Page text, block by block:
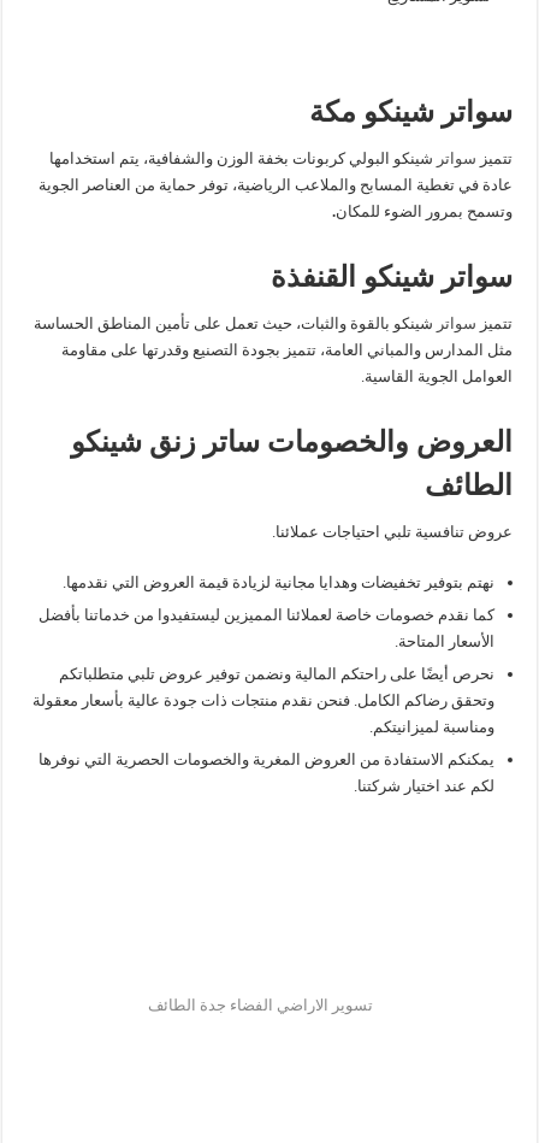
سواتر شينكو مكة
تتميز سواتر شينكو البولي كربونات بخفة الوزن والشفافية، يتم استخدامها
عادة في تغطية المسابح والملاعب الرياضية، توفر حماية من العناصر الجوية
وتسمح بمرور الضوء للمكان.
سواتر شينكو القنفذة
تتميز سواتر شينكو بالقوة والثبات، حيث تعمل على تأمين المناطق الحساسة
مثل المدارس والمباني العامة، تتميز بجودة التصنيع وقدرتها على مقاومة
العوامل الجوية القاسية.
العروض والخصومات ساتر زنق شينكو
الطائف
عروض تنافسية تلبي احتياجات عملائنا.
نهتم بتوفير تخفيضات وهدايا مجانية لزيادة قيمة العروض التي نقدمها.
كما نقدم خصومات خاصة لعملائنا المميزين ليستفيدوا من خدماتنا بأفضل
الأسعار المتاحة.
نحرص أيضًا على راحتكم المالية ونضمن توفير عروض تلبي متطلباتكم
وتحقق رضاكم الكامل. فنحن نقدم منتجات ذات جودة عالية بأسعار معقولة
ومناسبة لميزانيتكم.
يمكنكم الاستفادة من العروض المغرية والخصومات الحصرية التي نوفرها
لكم عند اختيار شركتنا.
تسوير الاراضي الفضاء جدة الطائف